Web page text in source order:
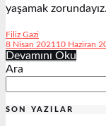
yaşamak
Filiz Gazi
8 Nisan 2021 10 Haziran
Devamını Oku
Ara
SON YAZILAR